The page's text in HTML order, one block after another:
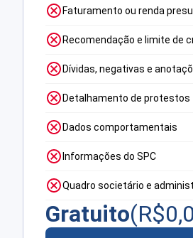
Faturamento ou renda
Recomendação e limite de
Dívidas, negativas e
Detalhamento de protestos
Dados comportamentais
Informações do SPC
Quadro societário e
Gratuito(R$